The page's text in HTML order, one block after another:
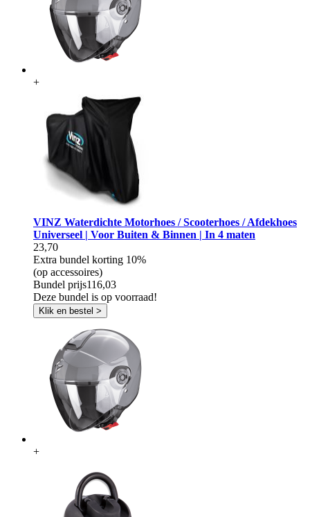
+
VINZ Waterdichte Motorhoes / Scooterhoes / Afdekhoes
Universeel | Voor Buiten & Binnen | In 4 maten
23,70
Extra bundel korting 10%
(op accessoires)
Bundel prijs116,03
Deze bundel is op voorraad!
Klik en bestel >
+